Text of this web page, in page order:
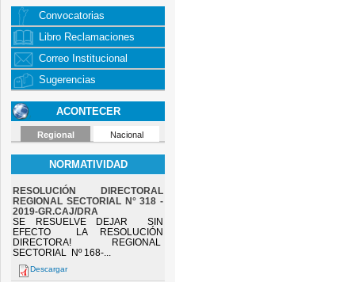
Convocatorias
Libro Reclamaciones
Correo Institucional
Sugerencias
ACONTECER
Regional Nacional
NORMATIVIDAD
RESOLUCIÓN DIRECTORAL
REGIONAL SECTORIAL N° 318 -
2019-GR.CAJ/DRA
SE RESUELVE DEJAR SIN
EFECTO LA RESOLUCIÓN
DIRECTORA! REGIONAL
SECTORIAL Nº 168-...
Descargar